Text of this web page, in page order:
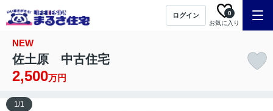
ログイン
お気に入り
0
NEW
佐土原 中古住宅
2,500万円
1/1